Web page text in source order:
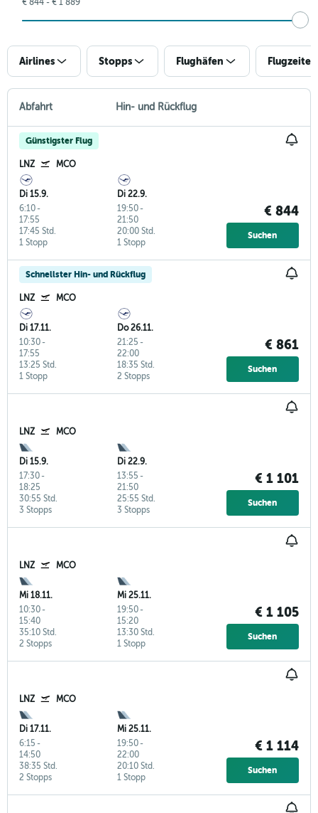
€ 844 - € 1 889
Airlines Stopps Flughäfen Flugzeiten
Abfahrt Hin- und Rückflug
Günstigster Flug
LNZ MCO
Di 15.9.
6:10-
17:55
1 Stopp
17:45 Std.
Di 22.9.
19:50-
21:50
1 Stopp
20:00 Std.
€ 844
Suchen
Schnellster Hin- und Rückflug
LNZ MCO
Di 17.11.
10:30-
17:55
1 Stopp
13:25 Std.
Do 26.11.
21:25 -
22:00
2 Stopps
18:35 Std.
€ 861
Suchen
LNZ MCO
Di 15.9.
17:30-
18:25
3 Stopps
30:55 Std.
Di 22.9.
13:55 -
21:50
3 Stopps
25:55 Std.
€ 1 101
Suchen
LNZ MCO
Mi 18.11.
10:30-
15:40
2 Stopps
35:10 Std.
Mi 25.11.
19:50-
15:20
1 Stopp
13:30 Std.
€ 1 105
Suchen
LNZ MCO
Di 17.11.
6:15 -
14:50
2 Stopps
38:35 Std.
Mi 25.11.
19:50-
22:00
1 Stopp
20:10 Std.
€ 1 114
Suchen